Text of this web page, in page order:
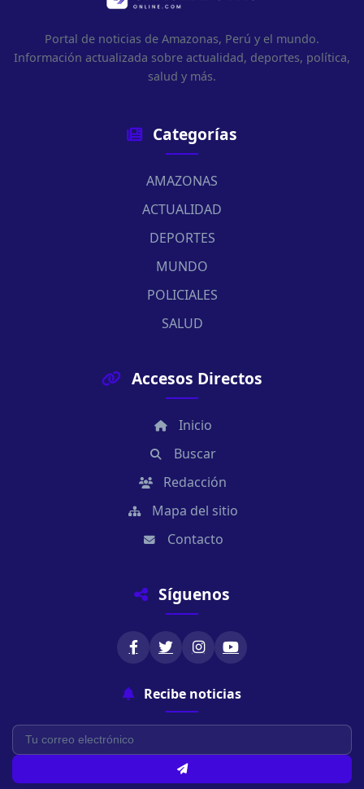
Portal de noticias de Amazonas, Perú y el mundo.
Información actualizada sobre actualidad, deportes, política,
salud y más.
Categorías
AMAZONAS
ACTUALIDAD
DEPORTES
MUNDO
POLICIALES
SALUD
Accesos Directos
Inicio
Buscar
Redacción
Mapa del sitio
Contacto
Síguenos
Recibe noticias